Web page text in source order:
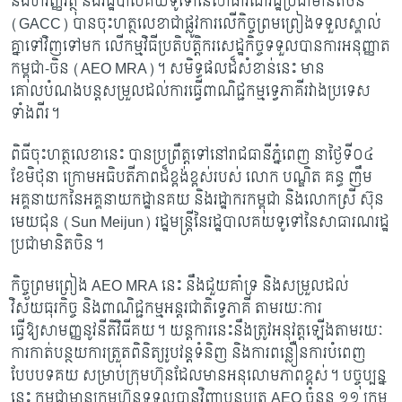
(GACC) បានចុះហត្ថលេខាជាផ្លូវការលើកិច្ចព្រមព្រៀងទទួលស្គាល់
គ្នាទៅវិញទៅមក លើកម្មវិធីប្រតិបត្តិករសេដ្ឋកិច្ចទទួលបានការអនុញ្ញាត
កម្ពុជា-ចិន (AEO MRA)។ សមិទ្ធផលដ៏សំខាន់នេះ មាន
គោលបំណងបន្តសម្រួលដល់ការធ្វើពាណិជ្ជកម្មទ្វេភាគីរវាងប្រទេស
ទាំងពីរ។
ពិធីចុះហត្ថលេខានេះ បានប្រព្រឹត្តទៅនៅរាជធានីភ្នំពេញ នាថ្ងៃទី០៤
ខែមិថុនា ក្រោមអធិបតីភាពដ៏ខ្ពង់ខ្ពស់របស់ លោក បណ្ឌិត គន្ធ ញឹម
អគ្គនាយកនៃអគ្គនាយកដ្ឋានគយ និងរដ្ឋាករកម្ពុជា និងលោកស្រី ស៊ុន
មេយជុន (Sun Meijun) រដ្ឋមន្ត្រីនៃរដ្ឋបាលគយទូទៅនៃសាធារណរដ្ឋ
ប្រជាមានិតចិន។
កិច្ចព្រមព្រៀង AEO MRA នេះ នឹងជួយគាំទ្រ និងសម្រួលដល់
វិស័យធុរកិច្ច និងពាណិជ្ជកម្មអន្តរជាតិទ្វេភាគី តាមរយៈការ
ធ្វើឱ្យសាមញ្ញនូវនីតិវិធីគយ។ យន្តការនេះនឹងត្រូវអនុវត្តឡើងតាមរយៈ
ការកាត់បន្ថយការត្រួតពិនិត្យរូបវន្តទំនិញ និងការពន្លឿនការបំពេញ
បែបបទគយ សម្រាប់ក្រុមហ៊ុនដែលមានអនុលោមភាពខ្ពស់។ បច្ចុប្បន្ន